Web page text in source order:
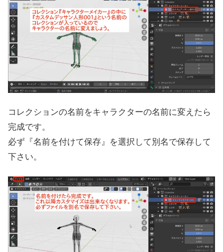
コレクションの名前をキャラクターの名前に変えたら
完成です。
必ず『名前を付けて保存』を選択して別名で保存して
下さい。